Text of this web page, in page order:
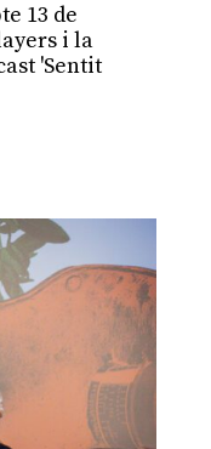
13 de
i la
'Sentit